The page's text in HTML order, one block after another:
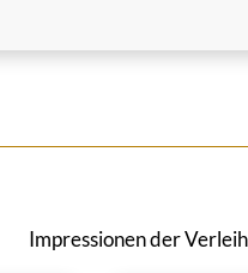
Impressionen der